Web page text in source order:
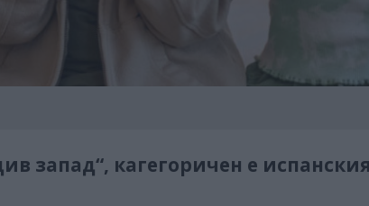
запад“, кагегоричен е